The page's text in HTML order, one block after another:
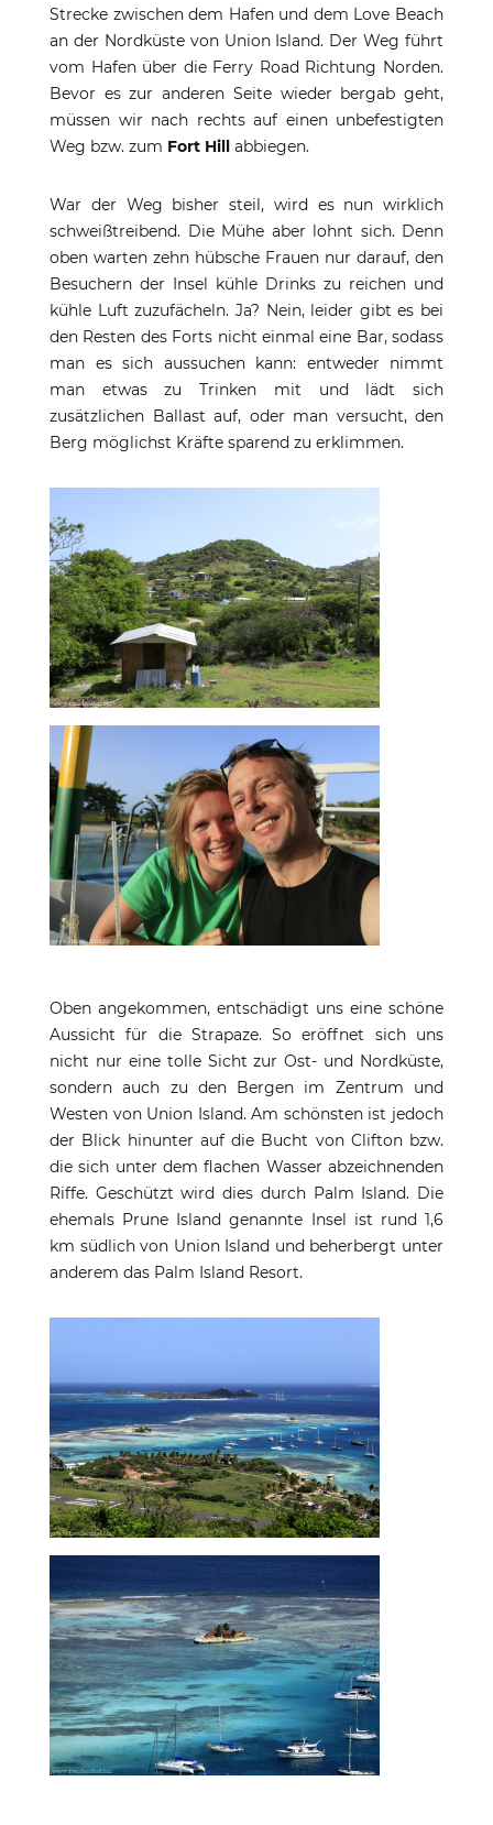
Strecke zwischen dem Hafen und dem Love Beach
an der Nordküste von Union Island. Der Weg führt
vom Hafen über die Ferry Road Richtung Norden.
Bevor es zur anderen Seite wieder bergab geht,
müssen wir nach rechts auf einen unbefestigten
Weg bzw. zum Fort Hill abbiegen.
War der Weg bisher steil, wird es nun wirklich
schweißtreibend. Die Mühe aber lohnt sich. Denn
oben warten zehn hübsche Frauen nur darauf, den
Besuchern der Insel kühle Drinks zu reichen und
kühle Luft zuzufächeln. Ja? Nein, leider gibt es bei
den Resten des Forts nicht einmal eine Bar, sodass
man es sich aussuchen kann: entweder nimmt
man etwas zu Trinken mit und lädt sich
zusätzlichen Ballast auf, oder man versucht, den
Berg möglichst Kräfte sparend zu erklimmen.
Oben angekommen, entschädigt uns eine schöne
Aussicht für die Strapaze. So eröffnet sich uns
nicht nur eine tolle Sicht zur Ost- und Nordküste,
sondern auch zu den Bergen im Zentrum und
Westen von Union Island. Am schönsten ist jedoch
der Blick hinunter auf die Bucht von Clifton bzw.
die sich unter dem flachen Wasser abzeichnenden
Riffe. Geschützt wird dies durch Palm Island. Die
ehemals Prune Island genannte Insel ist rund 1,6
km südlich von Union Island und beherbergt unter
anderem das Palm Island Resort.